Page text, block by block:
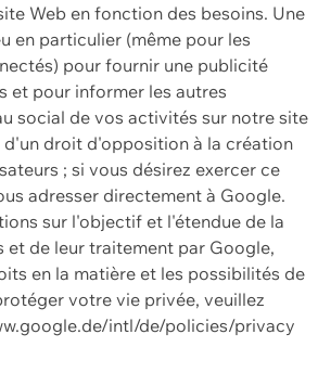
Web en fonction des besoins. Une
en particulier (même pour les
pour fournir une publicité
et pour informer les autres
social de vos activités sur notre site
d'un droit d'opposition à la création
; si vous désirez exercer ce
adresser directement à Google.
sur l'objectif et l'étendue de la
et de leur traitement par Google,
en la matière et les possibilités de
votre vie privée, veuillez
intl/de/policies/privacy